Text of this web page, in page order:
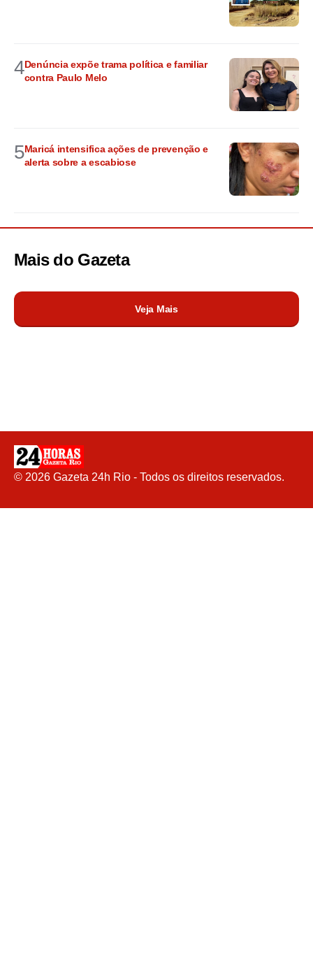
4Denúncia expõe trama política e familiar
contra Paulo Melo
5Maricá intensifica ações de prevenção e
alerta sobre a escabiose
Mais do Gazeta
Veja Mais
© 2026 Gazeta 24h Rio - Todos os direitos reservados.